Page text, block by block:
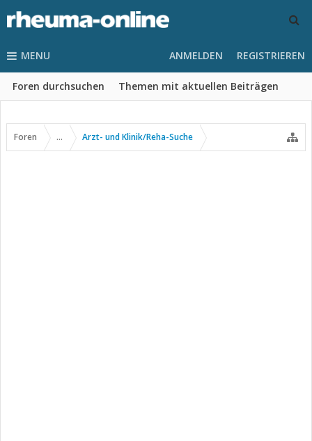
MENU
Foren durchsuchen Themen mit aktuellen Beiträgen
ANMELDEN REGISTRIEREN
Foren ... Arzt- und Klinik/Reha-Suche